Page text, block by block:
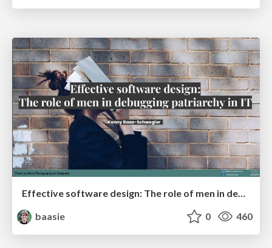
Effective software design: The role of men in debugging patriarchy in IT @ Voxxed Days AMS
baasie
0 460